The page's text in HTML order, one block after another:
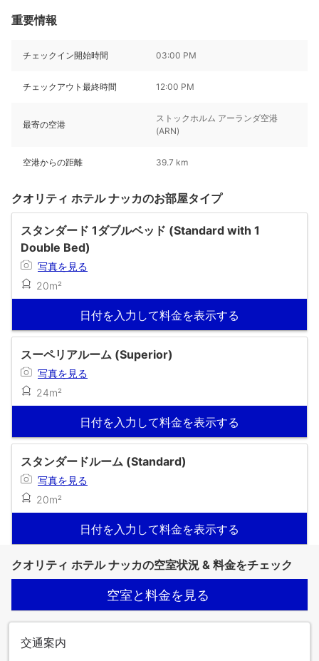
重要情報
チェックイン開始時間 03:00 PM
チェックアウト最終時間 12:00 PM
最寄の空港
ストックホルム アーランダ空港
(ARN)
空港からの距離 39.7 km
クオリティ ホテル ナッカのお部屋タイプ
スタンダード 1ダブルベッド (Standard with 1
Double Bed)
写真を見る
20m²
日付を入力して料金を表示する
スーペリアルーム (Superior)
写真を見る
24m²
日付を入力して料金を表示する
スタンダードルーム (Standard)
写真を見る
20m²
日付を入力して料金を表示する
クオリティ ホテル ナッカの空室状況 & 料金をチェック
空室と料金を見る
交通案内